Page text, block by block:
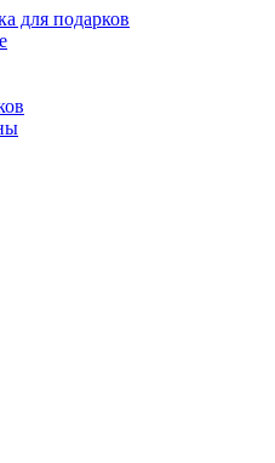
для подарков